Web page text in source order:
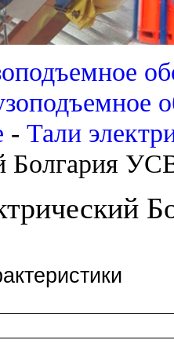
- Тали
Болгария